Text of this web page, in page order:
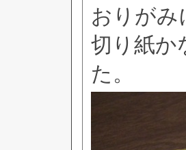
おりがみ
切り紙か
た。